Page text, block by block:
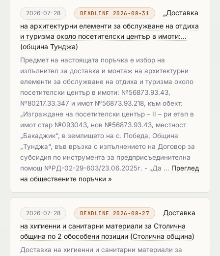
2026-07-28 DEADLINE 2026-08-31
„Доставка
на архитектурни елементи за обслужване на отдиха
и туризма около посетителски център в имоти:...
(община Тунджа)
Предмет на настоящата поръчка е избор на
изпълнител за доставка и монтаж на архитектурни
елементи за обслужване на отдиха и туризма около
посетителски център в имоти: №56873.93.43,
№80217.33.347 и имот №56873.93.218, към обект:
„Изграждане на посетителски център – II – ри етап в
имот стар №093043, нов №56873.93.43, местност
„Бакаджик“, в землището на с. Победа, Община
„Тунджа“, във връзка с изпълнението на Договор за
субсидия по инструмента за предприсъединителна
помощ №РД-02-29-603/23.06.2025г. - „Да … Преглед
на обществените поръчки »
2026-07-28 DEADLINE 2026-08-27
Доставка
на хигиенни и санитарни материали за Столична
община по 2 обособени позиции (Столична община)
Доставка на хигиенни и санитарни материали за